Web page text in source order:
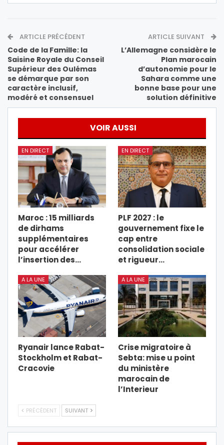
ARTICLE PRÉCÉDENT
Code de la Famille: la
Saisine Royale du Conseil
Supérieur des Oulémas
se démarque par son
caractère inclusif,
modéré et consensuel
ARTICLE SUIVANT
L’Allemagne considère le
Plan marocain
d’autonomie pour le
Sahara comme une
bonne base pour une
solution définitive
VOIR AUSSI
EN DIRECT
Maroc : 15 milliards
de dirhams
supplémentaires
pour accélérer
l’insertion des…
EN DIRECT
PLF 2027 : le
gouvernement fixe le
cap entre
consolidation sociale
et rigueur…
A LA UNE
Ryanair lance Rabat-
Stockholm et Rabat-
Cracovie
A LA UNE
Crise migratoire à
Sebta: mise u point
du ministère
marocain de
l’Interieur
PRÉCÉDENT SUIVANT